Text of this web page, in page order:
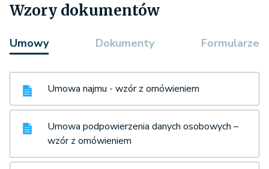
Wzory dokumentów
Umowy Dokumenty Formularze
Umowa najmu - wzór z omówieniem
Umowa podpowierzenia danych osobowych –
wzór z omówieniem